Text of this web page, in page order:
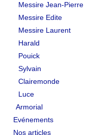
Messire Jean-Pierre
Messire Edite
Messire Laurent
Harald
Pouick
Sylvain
Clairemonde
Luce
Armorial
Evénements
Nos articles